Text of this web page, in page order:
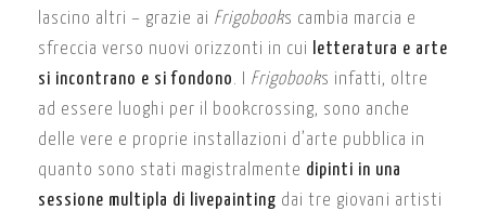
lascino altri – grazie ai Frigobooks cambia marcia e
sfreccia verso nuovi orizzonti in cui
letteratura e arte
si incontrano e si fondono. I Frigobooks infatti, oltre
ad essere luoghi per il bookcrossing, sono anche
delle vere e proprie installazioni d’arte pubblica in
quanto sono stati magistralmente dipinti in una
sessione multipla di livepainting dai tre giovani artisti